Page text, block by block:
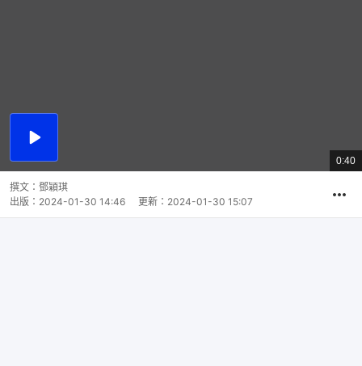
播
總
共
0:40
撰文： 鄧穎琪
出版： 2024-01-30 14:46 更新： 2024-01-30 15:07